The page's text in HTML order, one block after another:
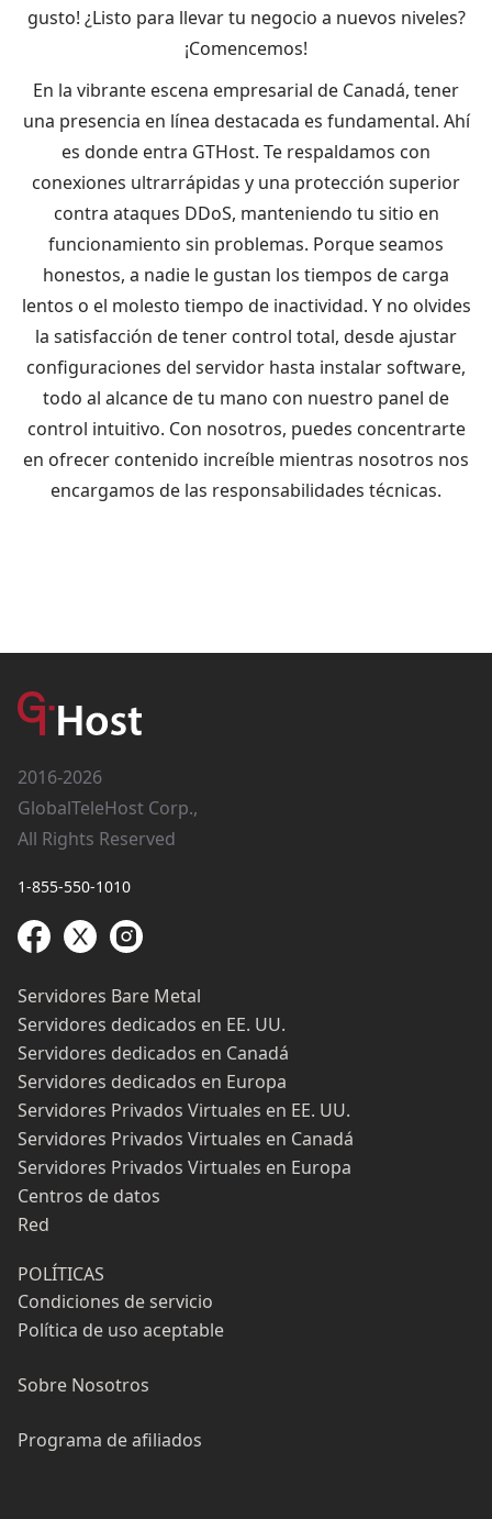
gusto! ¿Listo para llevar tu negocio a nuevos niveles?
¡Comencemos!
En la vibrante escena empresarial de Canadá, tener
una presencia en línea destacada es fundamental. Ahí
es donde entra GTHost. Te respaldamos con
conexiones ultrarrápidas y una protección superior
contra ataques DDoS, manteniendo tu sitio en
funcionamiento sin problemas. Porque seamos
honestos, a nadie le gustan los tiempos de carga
lentos o el molesto tiempo de inactividad. Y no olvides
la satisfacción de tener control total, desde ajustar
configuraciones del servidor hasta instalar software,
todo al alcance de tu mano con nuestro panel de
control intuitivo. Con nosotros, puedes concentrarte
en ofrecer contenido increíble mientras nosotros nos
encargamos de las responsabilidades técnicas.
2016-2026
GlobalTeleHost Corp.,
All Rights Reserved
1-855-550-1010
Servidores Bare Metal
Servidores dedicados en EE. UU.
Servidores dedicados en Canadá
Servidores dedicados en Europa
Servidores Privados Virtuales en EE. UU.
Servidores Privados Virtuales en Canadá
Servidores Privados Virtuales en Europa
Centros de datos
Red
POLÍTICAS
Condiciones de servicio
Política de uso aceptable
Sobre Nosotros
Programa de afiliados